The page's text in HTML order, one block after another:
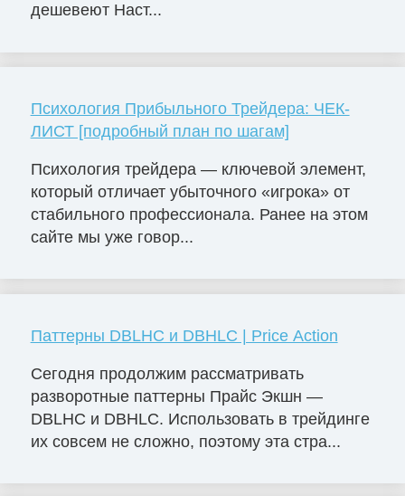
дешевеют Наст...
Психология Прибыльного Трейдера: ЧЕК-
ЛИСТ [подробный план по шагам]
Психология трейдера — ключевой элемент,
который отличает убыточного «игрока» от
стабильного профессионала. Ранее на этом
сайте мы уже говор...
Паттерны DBLHC и DBHLC | Price Action
Сегодня продолжим рассматривать
разворотные паттерны Прайс Экшн —
DBLHC и DBHLC. Использовать в трейдинге
их совсем не сложно, поэтому эта стра...